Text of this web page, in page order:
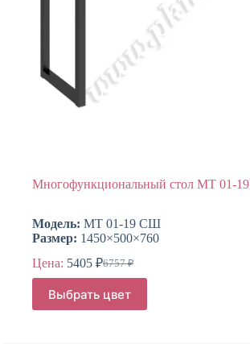
Многофункциональный стол МТ 01-19
Модель: МТ 01-19 СШ
Размер: 1450×500×760
Цена:
6757₽
Первоначальная
составляла
6757 ₽.
5405 ₽Текущая
5405 ₽.
Выбрать цвет
Этот
товар
имеет